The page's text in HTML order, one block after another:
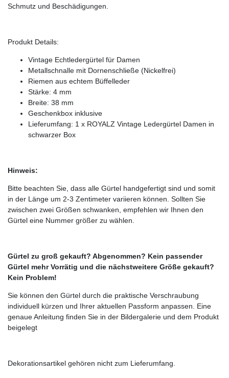
Schmutz und Beschädigungen.
Produkt Details:
Vintage Echtledergürtel für Damen
Metallschnalle mit Dornenschließe (Nickelfrei)
Riemen aus echtem Büffelleder
Stärke: 4 mm
Breite: 38 mm
Geschenkbox inklusive
Lieferumfang: 1 x ROYALZ Vintage Ledergürtel Damen in
schwarzer Box
Hinweis:
Bitte beachten Sie, dass alle Gürtel handgefertigt sind und somit
in der Länge um 2-3 Zentimeter variieren können. Sollten Sie
zwischen zwei Größen schwanken, empfehlen wir Ihnen den
Gürtel eine Nummer größer zu wählen.
Gürtel zu groß gekauft? Abgenommen? Kein passender
Gürtel mehr Vorrätig und die nächstweitere Größe gekauft?
Kein Problem!
Sie können den Gürtel durch die praktische Verschraubung
individuell kürzen und Ihrer aktuellen Passform anpassen. Eine
genaue Anleitung finden Sie in der Bildergalerie und dem Produkt
beigelegt
Dekorationsartikel gehören nicht zum Lieferumfang.